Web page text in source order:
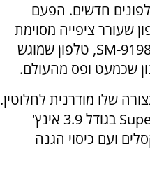
חדשים. הפעם
שעורר ציפייה מסוימת
SM-, טלפון שמוגש
שכמעט ופס מהעולם.
שלו מודרנית לחלוטין.
בגודל 3.9 אינץ'